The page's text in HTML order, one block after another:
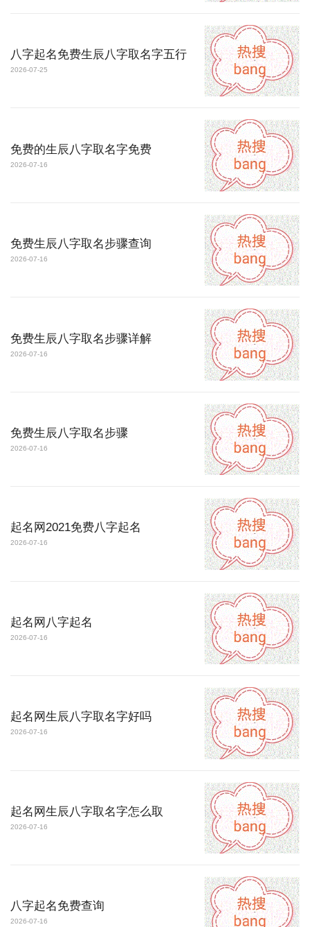
八字起名免费生辰八字取名字五行
2026-07-25
免费的生辰八字取名字免费
2026-07-16
免费生辰八字取名步骤查询
2026-07-16
免费生辰八字取名步骤详解
2026-07-16
免费生辰八字取名步骤
2026-07-16
起名网2021免费八字起名
2026-07-16
起名网八字起名
2026-07-16
起名网生辰八字取名字好吗
2026-07-16
起名网生辰八字取名字怎么取
2026-07-16
八字起名免费查询
2026-07-16